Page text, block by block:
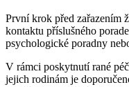
První krok před zařazením
kontaktu příslušného
psychologické poradny
V rámci poskytnutí rané
jejich rodinám je